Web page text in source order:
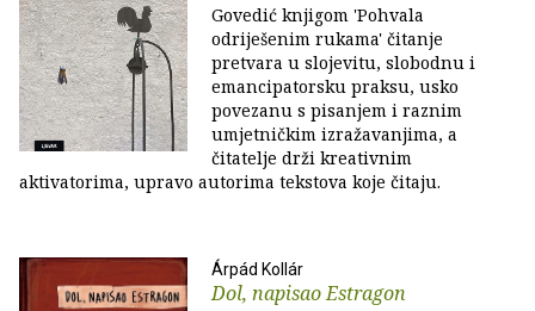
Govedić knjigom 'Pohvala
odriješenim rukama' čitanje
pretvara u slojevitu, slobodnu i
emancipatorsku praksu, usko
povezanu s pisanjem i raznim
umjetničkim izražavanjima, a
čitatelje drži kreativnim
aktivatorima, upravo autorima tekstova koje čitaju.
Árpád Kollár
Dol, napisao Estragon